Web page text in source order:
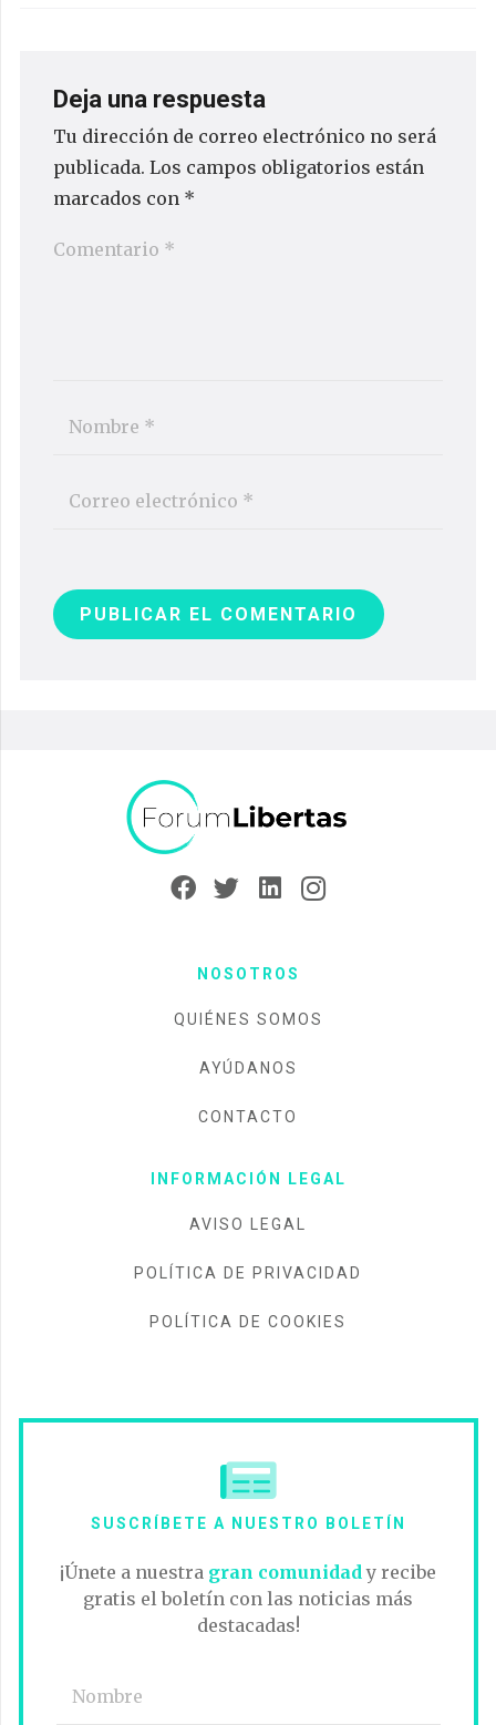
Deja una respuesta
Tu dirección de correo electrónico no será
publicada. Los campos obligatorios están
marcados con *
PUBLICAR EL COMENTARIO
NOSOTROS
QUIÉNES SOMOS
AYÚDANOS
CONTACTO
INFORMACIÓN LEGAL
AVISO LEGAL
POLÍTICA DE PRIVACIDAD
POLÍTICA DE COOKIES
SUSCRÍBETE A NUESTRO BOLETÍN
¡Únete a nuestra gran comunidad y recibe
gratis el boletín con las noticias más
destacadas!